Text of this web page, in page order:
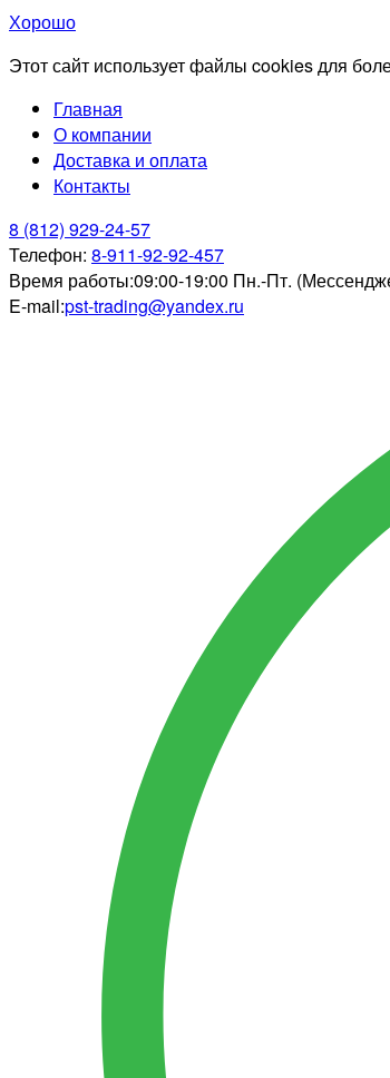
Хорошо
Этот сайт использует файлы cookies для
Главная
О компании
Доставка и оплата
Контакты
8 (812) 929-24-57
Телефон: 8-911-92-92-457
Время работы:09:00-19:00 Пн.-Пт.
E-mail:pst-trading@yandex.ru